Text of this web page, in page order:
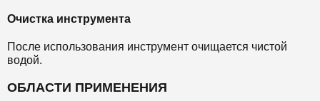
Очистка инструмента
После использования инструмент очищается чистой
водой.
ОБЛАСТИ ПРИМЕНЕНИЯ